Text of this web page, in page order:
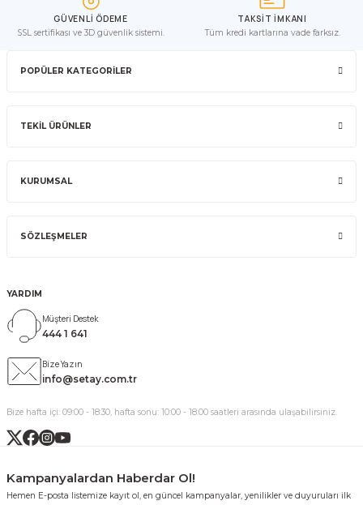
GÜVENLİ ÖDEME
SSL sertifikası ve 3D güvenlik sistemi.
TAKSİT İMKANI
Tüm kredi kartlarına vade farksız.
POPÜLER KATEGORİLER
TEKİL ÜRÜNLER
KURUMSAL
SÖZLEŞMELER
YARDIM
Müşteri Destek
444 1 641
Bize Yazın
info@setay.com.tr
Bize hafta içi: 09:00 - 18:30, hafta sonu: 10:00 - 18:00 saatleri arasında ulaşabilirsiniz.
Kampanyalardan Haberdar Ol!
Hemen E-posta listemize kayıt ol, en güncel kampanyalar, yenilikler ve duyuruları ilk